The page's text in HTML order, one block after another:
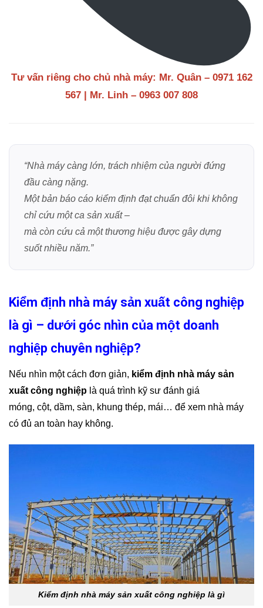
Tư vấn riêng cho chủ nhà máy: Mr. Quân – 0971 162
567 | Mr. Linh – 0963 007 808
“Nhà máy càng lớn, trách nhiệm của người đứng
đầu càng nặng.
Một bản báo cáo kiểm định đạt chuẩn đôi khi không
chỉ cứu một ca sản xuất –
mà còn cứu cả một thương hiệu được gây dựng
suốt nhiều năm.”
Kiểm định nhà máy sản xuất công nghiệp
là gì – dưới góc nhìn của một doanh
nghiệp chuyên nghiệp?
Nếu nhìn một cách đơn giản, kiểm định nhà máy sản
xuất công nghiệp là quá trình kỹ sư đánh giá
móng, cột, dầm, sàn, khung thép, mái… để xem nhà máy
có đủ an toàn hay không.
Kiểm định nhà máy sản xuất công nghiệp là gì